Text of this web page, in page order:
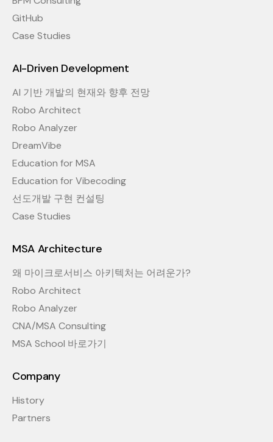
GitHub
Case Studies
AI-Driven Development
AI 기반 개발의 현재와 향후 전망
Robo Architect
Robo Analyzer
DreamVibe
Education for MSA
Education for Vibecoding
선도개발 구현 컨설팅
Case Studies
MSA Architecture
왜 마이크로서비스 아키텍처는 어려운가?
Robo Architect
Robo Analyzer
CNA/MSA Consulting
MSA School 바로가기
Company
History
Partners